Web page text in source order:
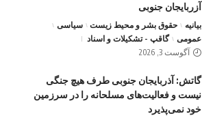
آزربایجان جنوبی
بیانیه حقوق بشر و محیط زیست
سیاسی
عمومی
گاقپ - تشکیلات و اسناد
آگوست 3, 2026
گاتش: آذربایجان جنوبی طرف هیچ جنگی
نیست و فعالیت‌های مسلحانه را در سرزمین
خود نمی‌پذیرد